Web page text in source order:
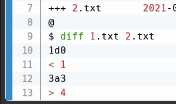
+++ 2 .txt 2021-
@
$ diff 1 .txt 2 .txt
<
1
> 4